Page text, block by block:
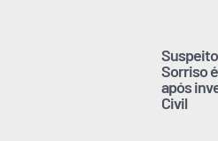
Sorriso
após
Civil